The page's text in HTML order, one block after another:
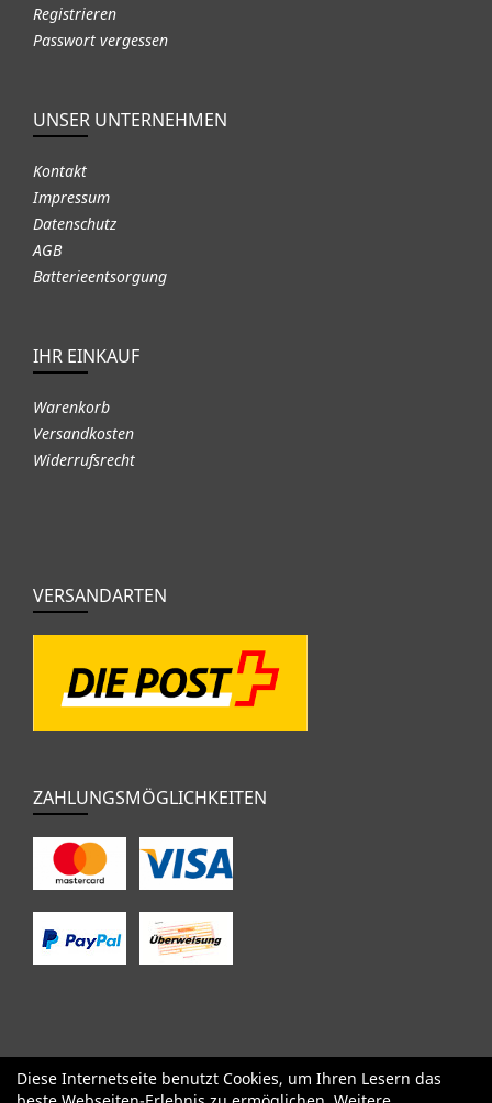
Registrieren
Passwort vergessen
UNSER UNTERNEHMEN
Kontakt
Impressum
Datenschutz
AGB
Batterieentsorgung
IHR EINKAUF
Warenkorb
Versandkosten
Widerrufsrecht
VERSANDARTEN
ZAHLUNGSMÖGLICHKEITEN
SALE Specialized Factor Cervélo BMC Orbea
Yeti
Diese Internetseite benutzt Cookies, um Ihren Lesern das